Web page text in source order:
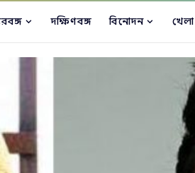
দক্ষিণবঙ্গ বিনোদন খেলা